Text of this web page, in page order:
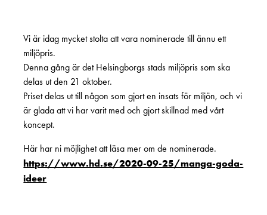
Vi är idag mycket stolta att vara nominerade till ännu ett
miljöpris.
Denna gång är det Helsingborgs stads miljöpris som ska
delas ut den 21 oktober.
Priset delas ut till någon som gjort en insats för miljön, och vi
är glada att vi har varit med och gjort skillnad med vårt
koncept.
Här har ni möjlighet att läsa mer om de nominerade.
https://www.hd.se/2020-09-25/manga-goda-
ideer